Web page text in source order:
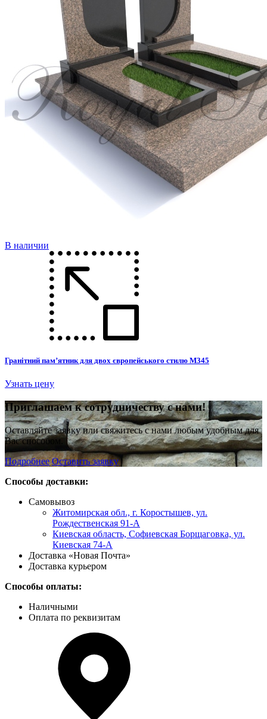
В наличии
Гранітний пам’ятник для двох європейського стилю М345
Узнать цену
Приглашаем к сотрудничеству с нами!
Оставляйте заявку или свяжитесь с нами любым удобным для
Вас способом.
Подробнее Оставить заявку
Способы доставки:
Самовывоз
Житомирская обл., г. Коростышев, ул.
Рождественская 91-А
Киевская область, Софиевская Борщаговка, ул.
Киевская 74-А
Доставка «Новая Почта»
Доставка курьером
Способы оплаты:
Наличными
Оплата по реквизитам